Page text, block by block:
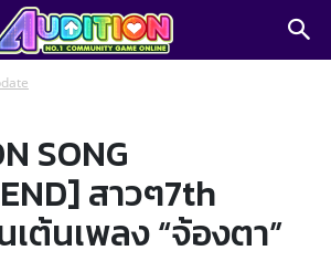
SONG
สาวๆ7th
เต้นเพลง “จ้องตา”